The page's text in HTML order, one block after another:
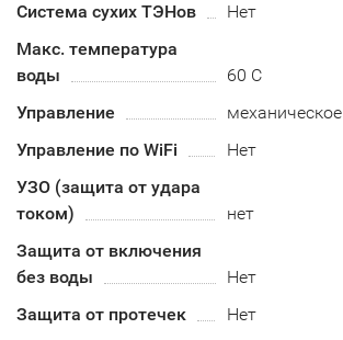
Система сухих ТЭНов
Нет
Макс. температура
воды
60 С
Управление
механическое
Управление по WiFi
Нет
УЗО (защита от удара
током)
нет
Защита от включения
без воды
Нет
Защита от протечек
Нет